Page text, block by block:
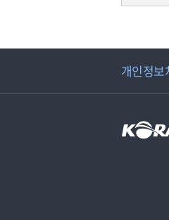
개인정보